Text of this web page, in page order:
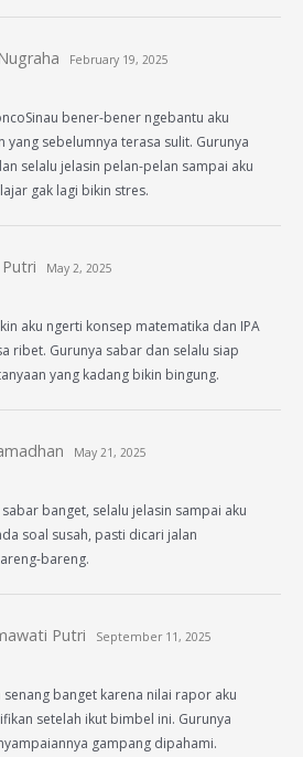
February 19, 2025
bener-bener ngebantu aku
yang sebelumnya terasa sulit. Gurunya
selalu jelasin pelan-pelan sampai aku
gak lagi bikin stres.
May 2, 2025
aku ngerti konsep matematika dan IPA
ribet. Gurunya sabar dan selalu siap
yang kadang bikin bingung.
May 21, 2025
banget, selalu jelasin sampai aku
soal susah, pasti dicari jalan
bareng.
Putri September 11, 2025
senang banget karena nilai rapor aku
setelah ikut bimbel ini. Gurunya
gampang dipahami.